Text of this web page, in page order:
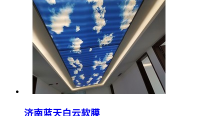
济南蓝天白云软膜